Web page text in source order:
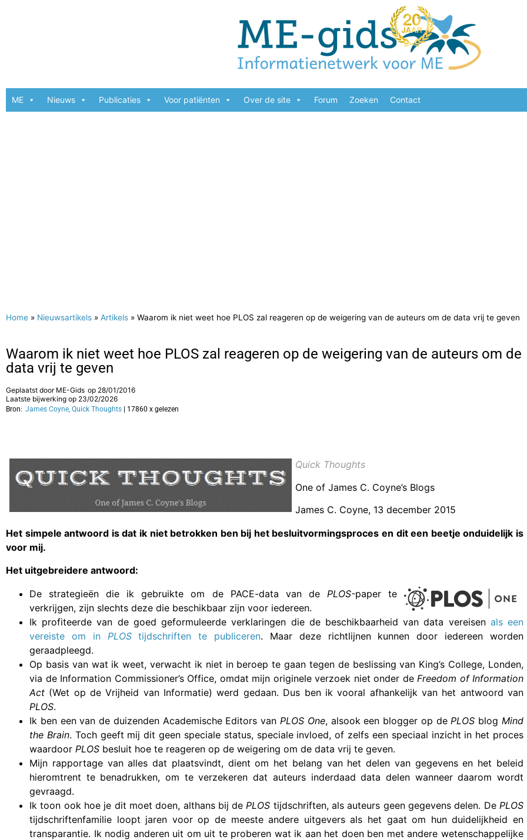
ME Nieuws Publicaties Voor patiënten Over de site Forum Zoeken Contact
Home » Nieuwsartikels » Artikels » Waarom ik niet weet hoe PLOS zal reageren op de weigering van de auteurs om de data vrij te geven
Waarom ik niet weet hoe PLOS zal reageren op de weigering van de auteurs om de
data vrij te geven
Geplaatst door ME-Gids op 28/01/2016
Laatste bijwerking op 23/02/2026
Bron: James Coyne, Quick Thoughts | 17860 x gelezen
Quick Thoughts
One of James C. Coyne’s Blogs
James C. Coyne, 13 december 2015
Het simpele antwoord is dat ik niet betrokken ben bij het besluitvormingsproces en dit een beetje onduidelijk is
voor mij.
Het uitgebreidere antwoord:
De strategieën die ik gebruikte om de PACE-data van de PLOS-paper te
verkrijgen, zijn slechts deze die beschikbaar zijn voor iedereen.
Ik profiteerde van de goed geformuleerde verklaringen die de beschikbaarheid van data vereisen als een
vereiste om in PLOStijdschriften te publiceren. Maar deze richtlijnen kunnen door iedereen worden
geraadpleegd.
Op basis van wat ik weet, verwacht ik niet in beroep te gaan tegen de beslissing van King’s College, Londen,
via de Information Commissioner’s Office, omdat mijn originele verzoek niet onder de Freedom of Information
Act (Wet op de Vrijheid van Informatie) werd gedaan. Dus ben ik vooral afhankelijk van het antwoord van
PLOS.
Ik ben een van de duizenden Academische Editors van PLOS One, alsook een blogger op de PLOS blog Mind
the Brain. Toch geeft mij dit geen speciale status, speciale invloed, of zelfs een speciaal inzicht in het proces
waardoor PLOS besluit hoe te reageren op de weigering om de data vrij te geven.
Mijn rapportage van alles dat plaatsvindt, dient om het belang van het delen van gegevens en het beleid
hieromtrent te benadrukken, om te verzekeren dat auteurs inderdaad data delen wanneer daarom wordt
gevraagd.
Ik toon ook hoe je dit moet doen, althans bij de PLOS tijdschriften, als auteurs geen gegevens delen. De PLOS
tijdschriftenfamilie loopt jaren voor op de meeste andere uitgevers als het gaat om hun duidelijkheid en
transparantie. Ik nodig anderen uit om uit te proberen wat ik aan het doen ben met andere wetenschappelijke